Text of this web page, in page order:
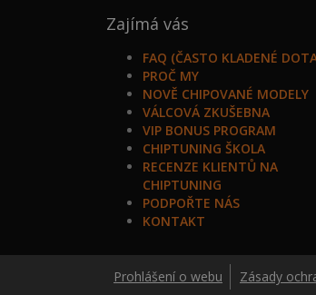
Zajímá vás
FAQ (ČASTO KLADENÉ
PROČ MY
NOVĚ CHIPOVANÉ MODELY
VÁLCOVÁ ZKUŠEBNA
VIP BONUS PROGRAM
CHIPTUNING ŠKOLA
RECENZE KLIENTŮ NA
CHIPTUNING
PODPOŘTE NÁS
KONTAKT
Prohlášení o webu Zásady